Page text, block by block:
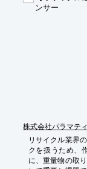
・ピッキング作業
ンサー
株式会社パラマテ
リサイクル業界
クを扱うため、
に、重量物の取